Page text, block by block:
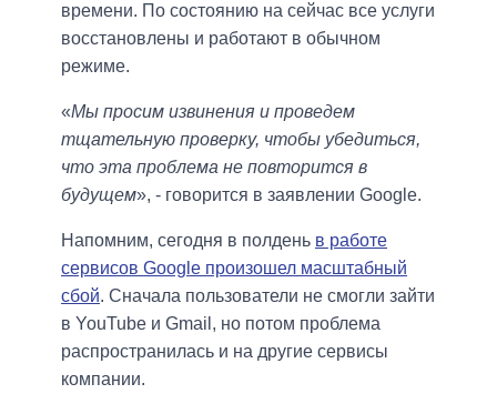
времени. По состоянию на сейчас все услуги
восстановлены и работают в обычном
режиме.
«Мы просим извинения и проведем
тщательную проверку, чтобы убедиться,
что эта проблема не повторится в
будущем», - говорится в заявлении Google.
Напомним, сегодня в полдень в работе
сервисов Google произошел масштабный
сбой. Сначала пользователи не смогли зайти
в YouTube и Gmail, но потом проблема
распространилась и на другие сервисы
компании.